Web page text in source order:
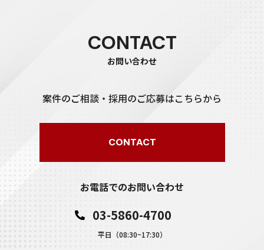
CONTACT
お問い合わせ
案件のご相談・採用のご応募はこちらから
CONTACT
お電話でのお問い合わせ
03-5860-4700
平日（08:30~17:30）